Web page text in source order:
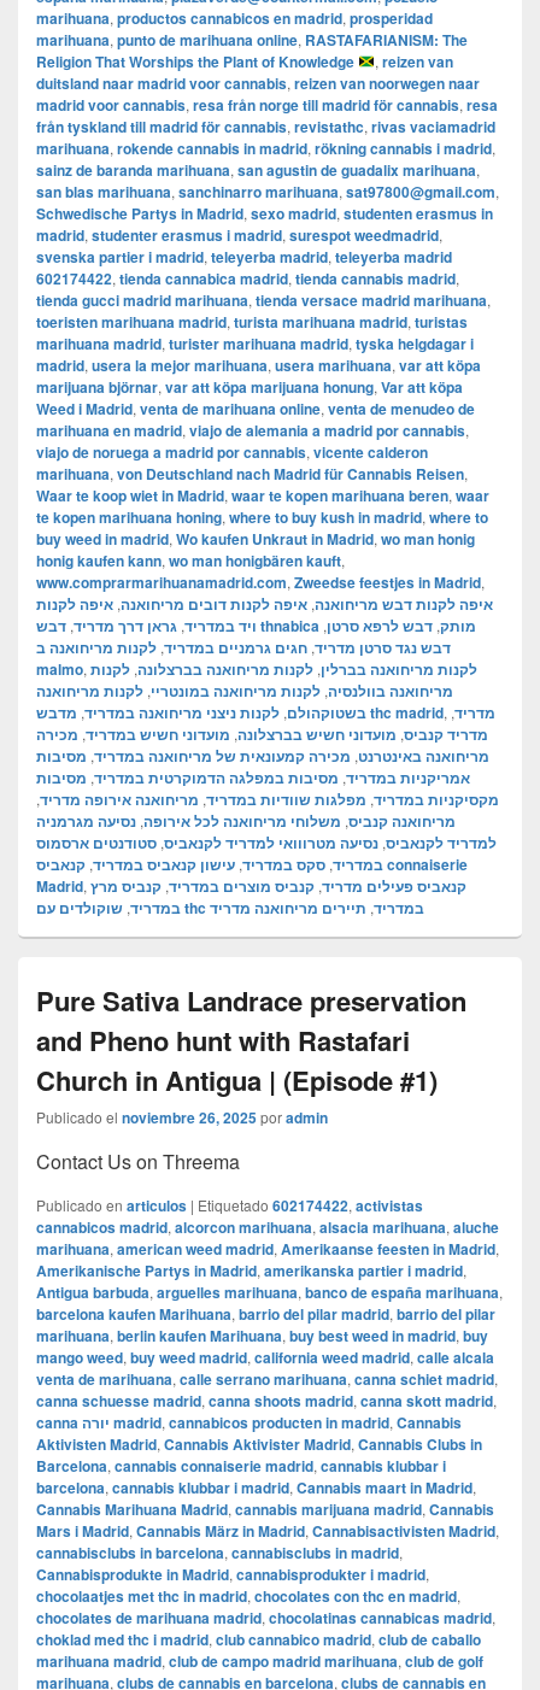
marihuana, productos cannabicos en madrid, prosperidad
marihuana, punto de marihuana online, RASTAFARIANISM: The
Religion That Worships the Plant of Knowledge
, reizen van
duitsland naar madrid voor cannabis, reizen van noorwegen naar
madrid voor cannabis, resa från norge till madrid för cannabis, resa
från tyskland till madrid för cannabis, revistathc, rivas vaciamadrid
marihuana, rokende cannabis in madrid, rökning cannabis i madrid,
sainz de baranda marihuana, san agustin de guadalix marihuana,
san blas marihuana, sanchinarro marihuana, sat97800@gmail.com,
Schwedische Partys in Madrid, sexo madrid, studenten erasmus in
madrid, studenter erasmus i madrid, surespot weedmadrid,
svenska partier i madrid, teleyerba madrid, teleyerba madrid
602174422, tienda cannabica madrid, tienda cannabis madrid,
tienda gucci madrid marihuana, tienda versace madrid marihuana,
toeristen marihuana madrid, turista marihuana madrid, turistas
marihuana madrid, turister marihuana madrid, tyska helgdagar i
madrid, usera la mejor marihuana, usera marihuana, var att köpa
marijuana björnar, var att köpa marijuana honung, Var att köpa
Weed i Madrid, venta de marihuana online, venta de menudeo de
marihuana en madrid, viajo de alemania a madrid por cannabis,
viajo de noruega a madrid por cannabis, vicente calderon
marihuana, von Deutschland nach Madrid für Cannabis Reisen,
Waar te koop wiet in Madrid, waar te kopen marihuana beren, waar
te kopen marihuana honing, where to buy kush in madrid, where to
buy weed in madrid, Wo kaufen Unkraut in Madrid, wo man honig
honig kaufen kann, wo man honigbären kauft,
www.comprarmarihuanamadrid.com, Zweedse feestjes in Madrid,
איפה לקנות דבש מריחואנה, איפה לקנות דובים מריחואנה, איפה לקנות
ויד במדריד, גראן דרך מדריד, דבש thnabica מותק, דבש לרפא סרטן,
דבש נגד סרטן מדריד, חגים גרמניים במדריד, לקנות מריחואנה ב
malmo, לקנות מריחואנה בברלין, לקנות מריחואנה בברצלונה, לקנות
מריחואנה בוולנסיה, לקנות מריחואנה במונטריי, לקנות מריחואנה
בשטוקהולם, לקנות ניצני מריחואנה במדריד, מדבש thc madrid, מדריד,
מדריד קנביס, מועדוני חשיש בברצלונה, מועדוני חשיש במדריד, מכירה
מריחואנה באינטרנט, מכירה קמעונאית של מריחואנה במדריד, מסיבות
אמריקניות במדריד, מסיבות במפלגה הדמוקרטית במדריד, מסיבות
מקסיקניות במדריד, מפלגות שוודיות במדריד, מריחואנה אירופה מדריד,
מריחואנה קנביס, משלוחי מריחואנה לכל אירופה, נסיעה מגרמניה
למדריד לקנאביס, נסיעה מטרווואי למדריד לקנאביס, סטודנטים ארסמוס
במדריד, סקס במדריד, עישון קנאביס במדריד, קנאביס connaiserie
Madrid, קנאביס פעילים מדריד, קנביס מוצרים במדריד, קנביס מרץ
במדריד, שוקולדים עם thc במדריד, תיירים מריחואנה מדריד
Pure Sativa Landrace preservation
and Pheno hunt with Rastafari
Church in Antigua | (Episode #1)
Publicado el noviembre 26, 2025poradmin
Contact Us on Threema
Publicado en articulos | Etiquetado 602174422, activistas
cannabicos madrid, alcorcon marihuana, alsacia marihuana, aluche
marihuana, american weed madrid, Amerikaanse feesten in Madrid,
Amerikanische Partys in Madrid, amerikanska partier i madrid,
Antigua barbuda, arguelles marihuana, banco de españa marihuana,
barcelona kaufen Marihuana, barrio del pilar madrid, barrio del pilar
marihuana, berlin kaufen Marihuana, buy best weed in madrid, buy
mango weed, buy weed madrid, california weed madrid, calle alcala
venta de marihuana, calle serrano marihuana, canna schiet madrid,
canna schuesse madrid, canna shoots madrid, canna skott madrid,
canna יורה madrid, cannabicos producten in madrid, Cannabis
Aktivisten Madrid, Cannabis Aktivister Madrid, Cannabis Clubs in
Barcelona, cannabis connaiserie madrid, cannabis klubbar i
barcelona, cannabis klubbar i madrid, Cannabis maart in Madrid,
Cannabis Marihuana Madrid, cannabis marijuana madrid, Cannabis
Mars i Madrid, Cannabis März in Madrid, Cannabisactivisten Madrid,
cannabisclubs in barcelona, cannabisclubs in madrid,
Cannabisprodukte in Madrid, cannabisprodukter i madrid,
chocolaatjes met thc in madrid, chocolates con thc en madrid,
chocolates de marihuana madrid, chocolatinas cannabicas madrid,
choklad med thc i madrid, club cannabico madrid, club de caballo
marihuana madrid, club de campo madrid marihuana, club de golf
marihuana, clubs de cannabis en barcelona, clubs de cannabis en